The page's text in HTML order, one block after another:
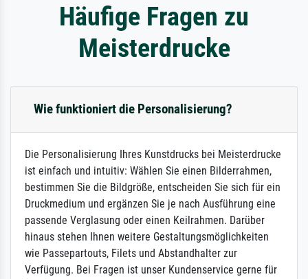
Häufige Fragen zu
Meisterdrucke
Wie funktioniert die Personalisierung?
Die Personalisierung Ihres Kunstdrucks bei Meisterdrucke
ist einfach und intuitiv: Wählen Sie einen Bilderrahmen,
bestimmen Sie die Bildgröße, entscheiden Sie sich für ein
Druckmedium und ergänzen Sie je nach Ausführung eine
passende Verglasung oder einen Keilrahmen. Darüber
hinaus stehen Ihnen weitere Gestaltungsmöglichkeiten
wie Passepartouts, Filets und Abstandhalter zur
Verfügung. Bei Fragen ist unser Kundenservice gerne für